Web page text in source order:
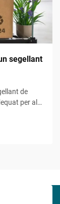
segellant
de
per al